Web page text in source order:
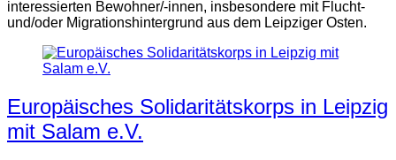
interessierten Bewohner/-innen, insbesondere mit Flucht-
und/oder Migrationshintergrund aus dem Leipziger Osten.
Europäisches Solidaritätskorps in Leipzig
mit Salam e.V.